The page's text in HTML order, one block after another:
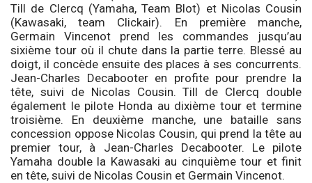
Till de Clercq (Yamaha, Team Blot) et Nicolas Cousin
(Kawasaki, team Clickair). En première manche,
Germain Vincenot prend les commandes jusqu’au
sixième tour où il chute dans la partie terre. Blessé au
doigt, il concède ensuite des places à ses concurrents.
Jean-Charles Decabooter en profite pour prendre la
tête, suivi de Nicolas Cousin. Till de Clercq double
également le pilote Honda au dixième tour et termine
troisième. En deuxième manche, une bataille sans
concession oppose Nicolas Cousin, qui prend la tête au
premier tour, à Jean-Charles Decabooter. Le pilote
Yamaha double la Kawasaki au cinquième tour et finit
en tête, suivi de Nicolas Cousin et Germain Vincenot.